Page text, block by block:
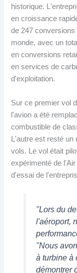
historique.
en croissance
de 247
monde, avec un
en conversions
en services de
d'exploitation.
Sur ce premier vol
l'avion a été
combustible de
L'autre est resté
vols. Le vol était
expérimenté de
d'essai de
"Lors du
l'aéroport,
"Nous
à turbine à
démontrer